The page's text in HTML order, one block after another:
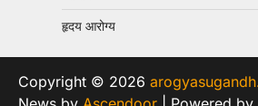
हृदय आरोग्य
Copyright © 2026